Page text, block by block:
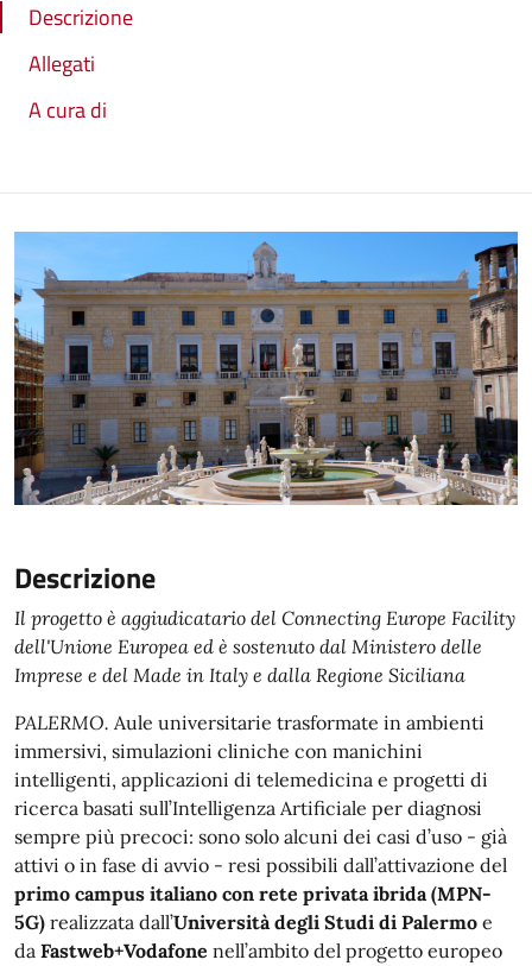
Descrizione
Allegati
A cura di
Descrizione
Il progetto è aggiudicatario del Connecting Europe Facility
dell'Unione Europea ed è sostenuto dal Ministero delle
Imprese e del Made in Italy e dalla Regione Siciliana
PALERMO. Aule universitarie trasformate in ambienti
immersivi, simulazioni cliniche con manichini
intelligenti, applicazioni di telemedicina e progetti di
ricerca basati sull’Intelligenza Artificiale per diagnosi
sempre più precoci: sono solo alcuni dei casi d’uso - già
attivi o in fase di avvio - resi possibili dall’attivazione del
primo campus italiano con rete privata ibrida (MPN-
5G) realizzata dall’Università degli Studi di Palermo e
da Fastweb+Vodafone nell’ambito del progetto europeo